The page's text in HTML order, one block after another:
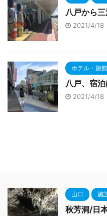
八戸から
2021/4/18
ホテル・旅館
八戸、宿
2021/4/18
山口 施
秋芳洞/日